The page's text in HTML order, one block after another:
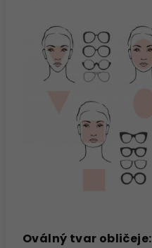
Oválný tvar obličeje: